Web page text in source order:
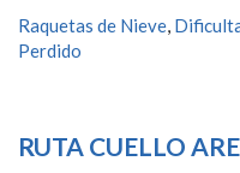
Raquetas de Nieve,
Perdido
RUTA CUELLO